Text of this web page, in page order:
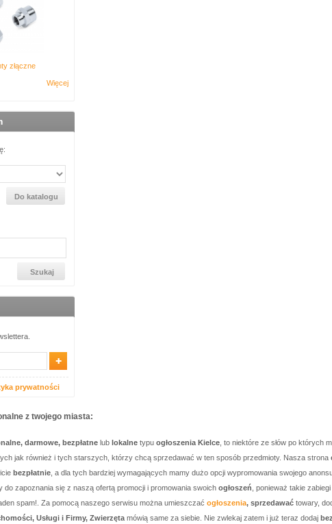
złączne
Więcej
prywatności
z twojego miasta:
darmowe, bezpłatne lub lokalne typu ogłoszenia Kielce , to niektóre ze słów po
jak również i tych starszych, którzy chcą sprzedawać w ten sposób przedmioty. Nasza strona
bezpłatnie , a dla tych bardziej wymagających mamy dużo opcji wypromowania swojego
do zapoznania się z naszą ofertą promocji i promowania swoich ogłoszeń , ponieważ takie
spam!. Za pomocą naszego serwisu można umieszczać ogłoszenia, sprzedawać towary,
Usługi i Firmy, Zwierzęta mówią same za siebie. Nie zwlekaj zatem i już teraz dodaj